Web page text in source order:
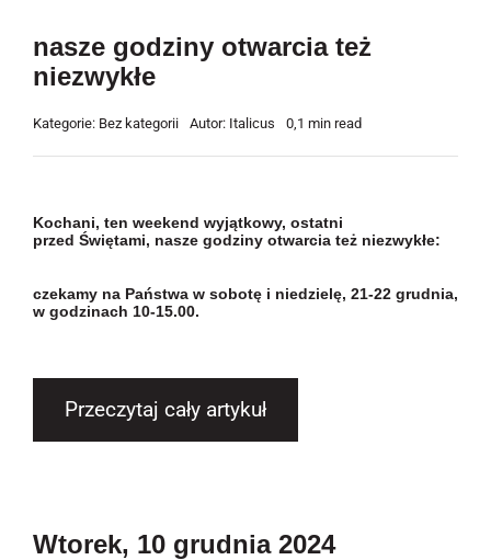
nasze godziny otwarcia też
niezwykłe
Kategorie: Bez kategorii Autor: Italicus 0,1 min read
Kochani, ten weekend wyjątkowy, ostatni
przed Świętami, nasze godziny otwarcia też niezwykłe:
czekamy na Państwa w sobotę i niedzielę, 21-22 grudnia,
w godzinach 10-15.00.
Przeczytaj cały artykuł
Wtorek, 10 grudnia 2024